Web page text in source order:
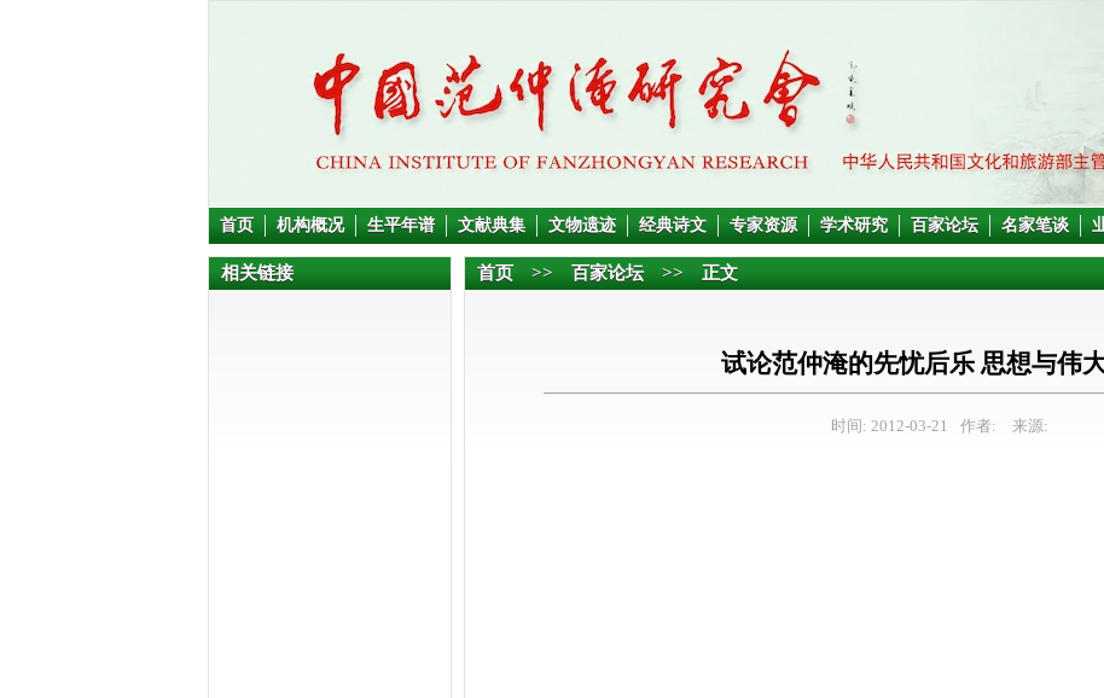
首页 机构概况 生平年谱 文献典集 文物遗迹 经典诗文 专家资源 学术研究 百家论坛 名家笔谈
相关链接 首页 >> 百家论坛>> 正文
试论范仲淹的先忧后乐 思想与伟
时间: 2012-03-21 作者: 来源: